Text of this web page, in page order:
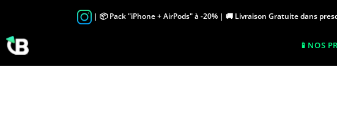
content
| 📦 Pack "iPhone + AirPods" à -20% | 🚚 Livraison Gratuite dans
NOS